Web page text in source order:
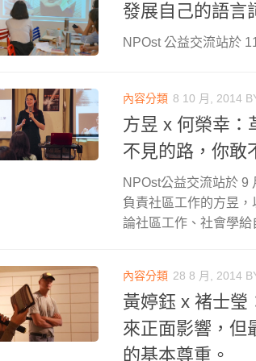
發展自己的語言
NPOst 公益交流站於
內容分類 8 10 月, 2014
方昱 x 何榮幸：
不見的路，你敢
NPOst公益交流站於 9
負責社區工作的方昱
論社區工作、社會學給
內容分類 28 8 月, 2014
黃婷鈺 x 褚士瑩
來正面影響，但
的基本尊重。